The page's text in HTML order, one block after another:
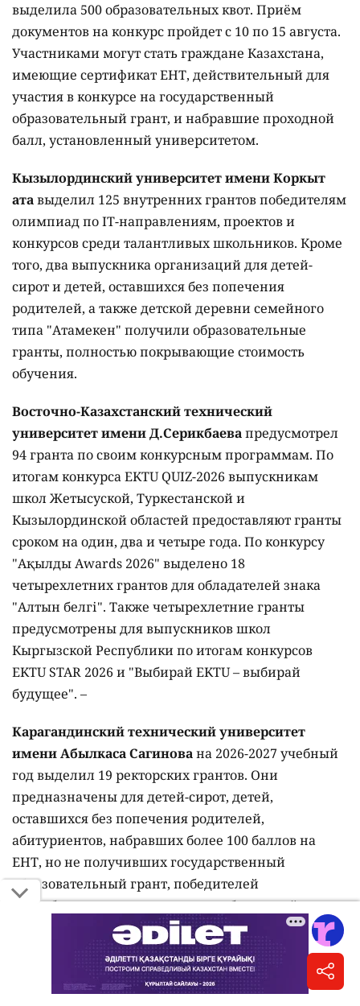
выделила 500 образовательных квот. Приём
документов на конкурс пройдет с 10 по 15 августа.
Участниками могут стать граждане Казахстана,
имеющие сертификат ЕНТ, действительный для
участия в конкурсе на государственный
образовательный грант, и набравшие проходной
балл, установленный университетом.
Кызылординский университет имени Коркыт
атавыделил 125 внутренних грантов победителям
олимпиад по IT-направлениям, проектов и
конкурсов среди талантливых школьников. Кроме
того, два выпускника организаций для детей-
сирот и детей, оставшихся без попечения
родителей, а также детской деревни семейного
типа "Атамекен" получили образовательные
гранты, полностью покрывающие стоимость
обучения.
Восточно-Казахстанский технический
университет имени Д.Серикбаевапредусмотрел
94 гранта по своим конкурсным программам. По
итогам конкурса EKTU QUIZ-2026 выпускникам
школ Жетысуской, Туркестанской и
Кызылординской областей предоставляют гранты
сроком на один, два и четыре года. По конкурсу
"Ақылды Awards 2026" выделено 18
четырехлетних грантов для обладателей знака
"Алтын белгі". Также четырехлетние гранты
предусмотрены для выпускников школ
Кыргызской Республики по итогам конкурсов
EKTU STAR 2026 и "Выбирай EKTU – выбирай
будущее". –
Карагандинский технический университет
имени Абылкаса Сагинована 2026-2027 учебный
год выделил 19 ректорских грантов. Они
предназначены для детей-сирот, детей,
оставшихся без попечения родителей,
абитуриентов, набравших более 100 баллов на
ЕНТ, но не получивших государственный
образовательный грант, победителей
республиканских олимпиад и победителей
внутренних олимпиад IQanat High School of
Атырауский университет нефти и газа имени